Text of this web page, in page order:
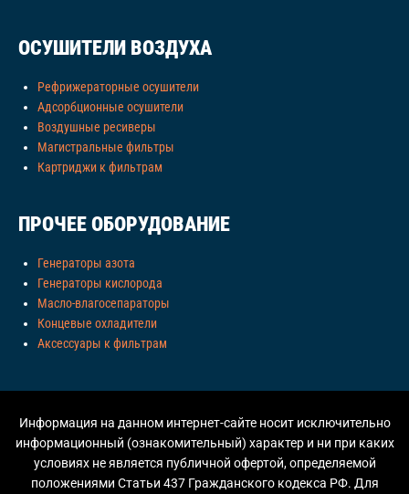
ОСУШИТЕЛИ ВОЗДУХА
Рефрижераторные осушители
Адсорбционные осушители
Воздушные ресиверы
Магистральные фильтры
Картриджи к фильтрам
ПРОЧЕЕ ОБОРУДОВАНИЕ
Генераторы азота
Генераторы кислорода
Масло-влагосепараторы
Концевые охладители
Аксессуары к фильтрам
Информация на данном интернет-сайте носит исключительно
информационный (ознакомительный) характер и ни при каких
условиях не является публичной офертой, определяемой
положениями Статьи 437 Гражданского кодекса РФ. Для